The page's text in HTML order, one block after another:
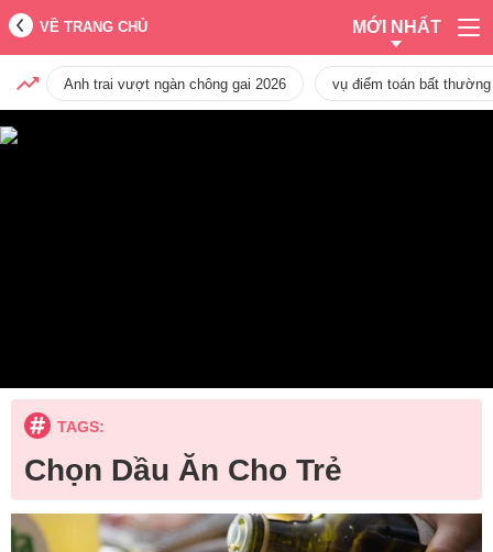
VỀ TRANG CHỦ MỚI NHẤT
Anh trai vượt ngàn chông gai 2026 vụ điểm toán bất
TAGS:
Chọn Dầu Ăn Cho Trẻ